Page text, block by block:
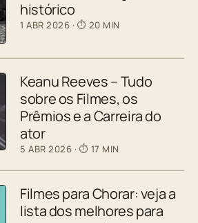
histórico
1 ABR 2026 · ⏱ 20 MIN
Keanu Reeves – Tudo
sobre os Filmes, os
Prêmios e a Carreira do
ator
5 ABR 2026 · ⏱ 17 MIN
Filmes para Chorar: veja a
lista dos melhores para